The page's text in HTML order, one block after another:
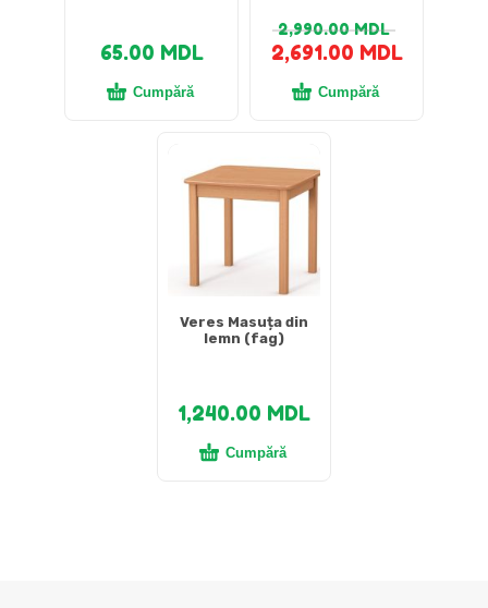
65.00 MDL
Cumpără
2,990.00MDL
2,691.00 MDL
Cumpără
Veres Masuța din
lemn (fag)
1,240.00 MDL
Cumpără